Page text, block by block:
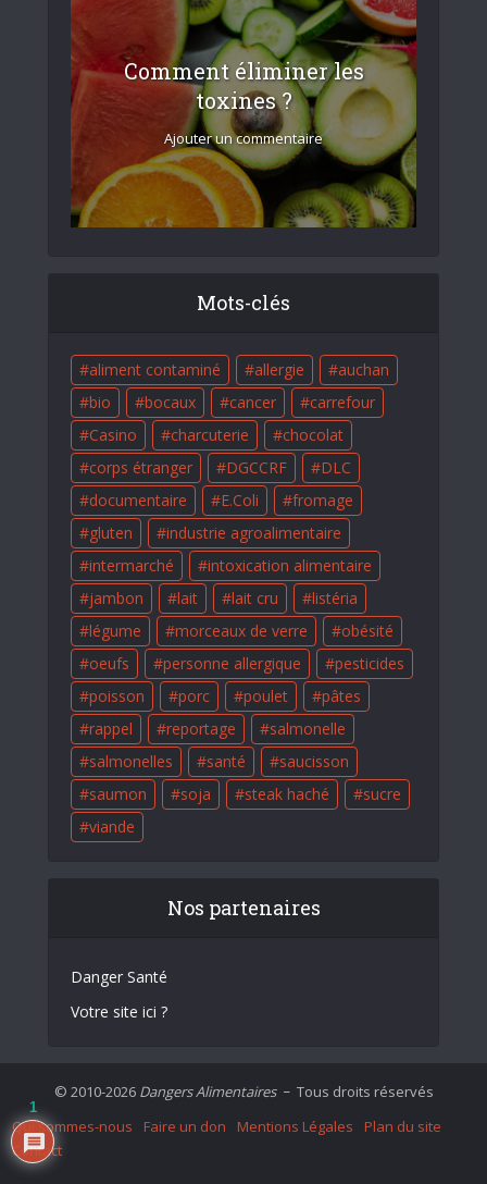
Comment éliminer les
toxines ?
Ajouter un commentaire
Mots-clés
aliment contaminé allergie
auchan
bio
bocaux cancer
carrefour
Casino
charcuterie
chocolat
corps étranger
DGCCRF
DLC
documentaire
E.Coli
fromage
gluten
industrie agroalimentaire
intermarché
intoxication alimentaire
jambon
lait lait cru
listéria
légume
morceaux de verre
obésité
oeufs
personne allergique
pesticides
poisson
porc poulet
pâtes
rappel
reportage
salmonelle
salmonelles
santé
saucisson
saumon
soja steak haché
sucre
viande
Nos partenaires
Danger Santé
Votre site ici ?
© 2010-2026 Dangers Alimentaires – Tous droits réservés
Qui sommes-nous
Faire un don Mentions Légales
Plan du site
Contact
1